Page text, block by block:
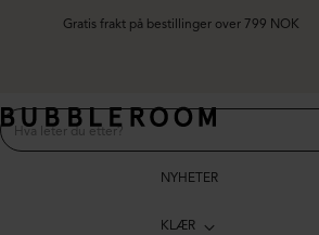
Gratis frakt på bestillinger over 799 NOK
NYHETER
KLÆR